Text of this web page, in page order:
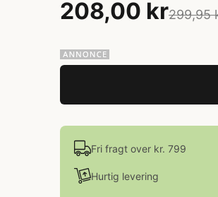
208,00 kr299,95
Fri fragt over kr. 799
Hurtig levering